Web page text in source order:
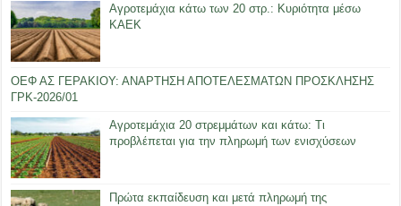
Αγροτεμάχια κάτω των 20 στρ.: Κυριότητα μέσω
ΚΑΕΚ
ΟΕΦ ΑΣ ΓΕΡΑΚΙΟΥ: ΑΝΑΡΤΗΣΗ ΑΠΟΤΕΛΕΣΜΑΤΩΝ ΠΡΟΣΚΛΗΣΗΣ
ΓΡΚ-2026/01
Αγροτεμάχια 20 στρεμμάτων και κάτω: Τι
προβλέπεται για την πληρωμή των ενισχύσεων
Πρώτα εκπαίδευση και μετά πληρωμή της